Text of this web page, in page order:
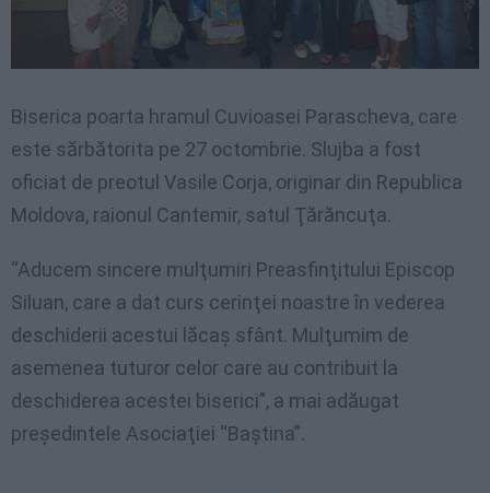
Biserica poarta hramul Cuvioasei Parascheva, care
este sărbătorita pe 27 octombrie. Slujba a fost
oficiat de preotul Vasile Corja, originar din Republica
Moldova, raionul Cantemir, satul Ţărăncuţa.
“Aducem sincere mulţumiri Preasfinţitului Episcop
Siluan, care a dat curs cerinţei noastre în vederea
deschiderii acestui lăcaş sfânt. Mulţumim de
asemenea tuturor celor care au contribuit la
deschiderea acestei biserici”, a mai adăugat
preşedintele Asociaţiei “Baştina”.